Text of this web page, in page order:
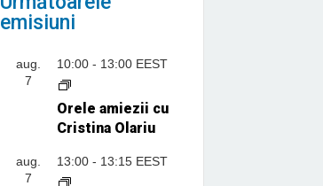
emisiuni
aug.
7
10:00- 13:00 EEST
Orele amiezii cu
Cristina Olariu
aug.
7
13:00- 13:15 EEST